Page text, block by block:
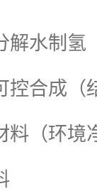
解水制氢
控合成（
料（环境